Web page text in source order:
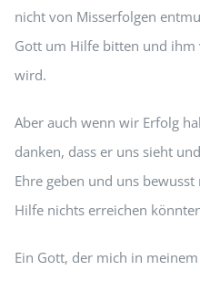
nicht von Misserfolgen
Gott um Hilfe bitten und ihm
wird.
Aber auch wenn wir Erfolg
danken, dass er uns sieht
Ehre geben und uns
Hilfe nichts erreichen
Ein Gott, der mich in